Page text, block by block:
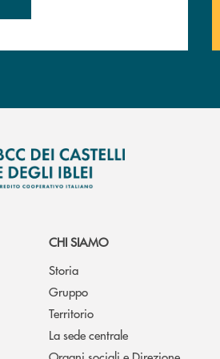
CHI SIAMO
Storia
Gruppo
Territorio
La sede centrale